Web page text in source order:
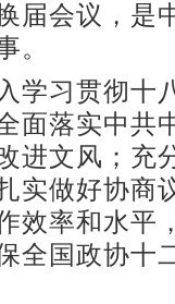
届会议，是
。
习贯彻十
面落实中共
进文风；充
实做好协商
效率和水平
全国政协十